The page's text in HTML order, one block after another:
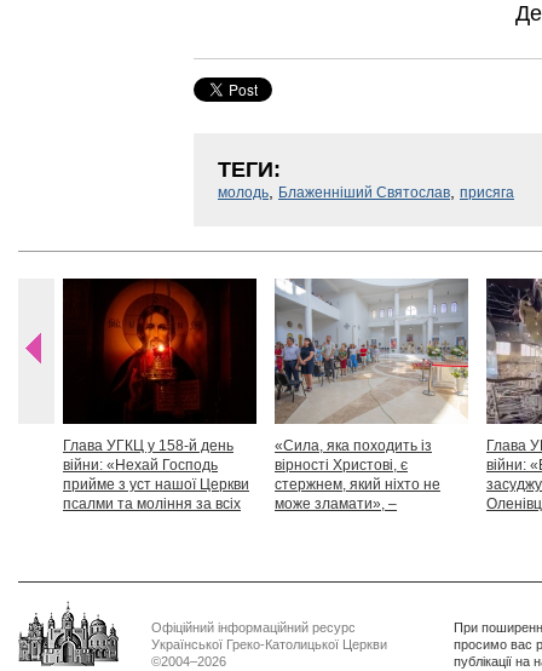
ТЕГИ:
молодь, Блаженніший Святослав, присяга
Глава УГКЦ у 158-й день
війни: «Нехай Господь
прийме з уст нашої Церкви
псалми та моління за всіх
«Сила, яка походить із
вірності Христові, є
стержнем, який ніхто не
може зламати», –
Глава
війни:
Офіційний інформаційний ресурс
Української Греко-Католицької Церкви
©2004–2026
При
просимо вас
публікації на